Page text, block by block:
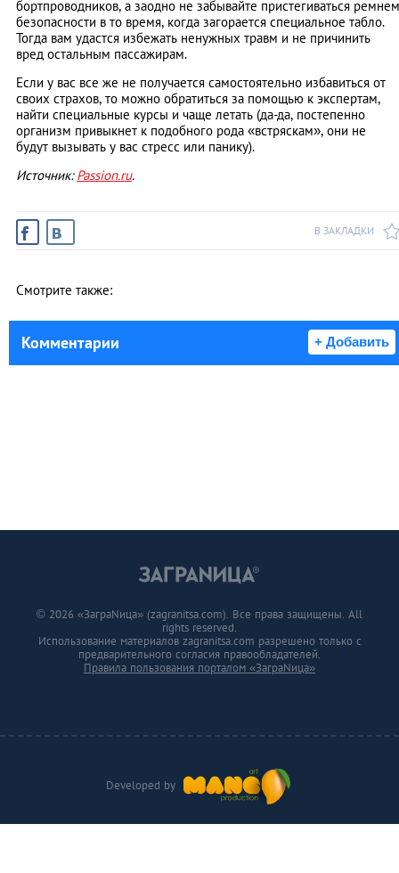
бортпроводников, а заодно не забывайте пристегиваться ремнем
безопасности в то время, когда загорается специальное табло.
Тогда вам удастся избежать ненужных травм и не причинить
вред остальным пассажирам.
Если у вас все же не получается самостоятельно избавиться от
своих страхов, то можно обратиться за помощью к экспертам,
найти специальные курсы и чаще летать (да-да, постепенно
организм привыкнет к подобного рода «встряскам», они не
будут вызывать у вас стресс или панику).
Источник:Passion.ru.
В ЗАКЛАДКИ
Смотрите также:
Комментарии + Добавить
Developed by
© 2026 «ЗаграNица» (zagranitsa.com). Все права защищены. All
rights reserved.
Использование материалов zagranitsa.com разрешено только с
предварительного согласия правообладателей.
Правила пользования порталом «ЗаграNица»